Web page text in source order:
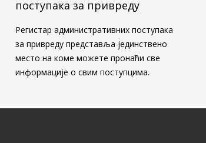
поступака за привреду
Регистар административних поступака
за привреду представља јединствено
место на коме можете пронаћи све
информације о свим поступцима.